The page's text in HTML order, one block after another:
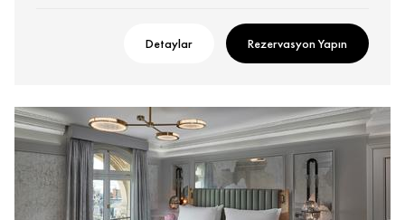
Detaylar Rezervasyon Yapın